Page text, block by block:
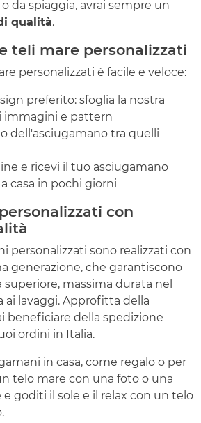
o da spiaggia, avrai sempre un
qualità.
teli mare personalizzati
personalizzati è facile e veloce:
preferito: sfoglia la nostra
immagini e pattern
dell'asciugamano tra quelli
e ricevi il tuo asciugamano
casa in pochi giorni
con
personalizzati sono realizzati con
generazione, che garantiscono
massima durata nel
ai lavaggi. Approfitta della
beneficiare della spedizione
ordini in Italia.
in casa, come regalo o per
telo mare con una foto o una
goditi il sole e il relax con un telo